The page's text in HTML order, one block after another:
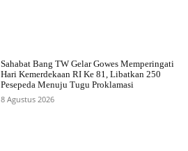
Sahabat Bang TW Gelar Gowes Memperingati
Hari Kemerdekaan RI Ke 81, Libatkan 250
Pesepeda Menuju Tugu Proklamasi
8 Agustus 2026